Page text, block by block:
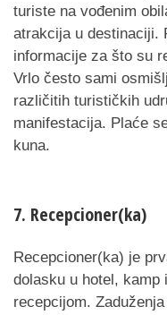
turiste na vođenim
atrakcija u destinaciji.
informacije za što su
Vrlo često sami
različitih turističkih
manifestacija. Plaće
kuna.
7. Recepcioner(ka)
Recepcioner(ka) je
dolasku u hotel,
recepcijom.